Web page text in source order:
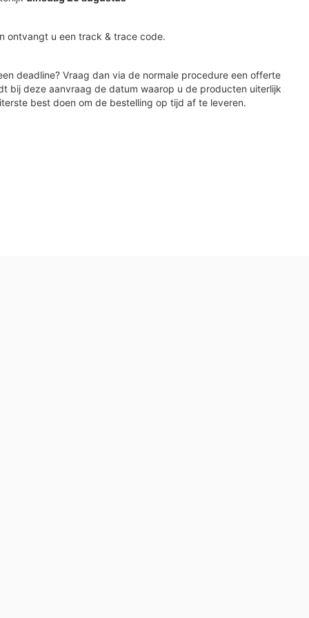
ontvangt u een track & trace code.
deadline? Vraag dan via de normale procedure een offerte
bij deze aanvraag de datum waarop u de producten uiterlijk
best doen om de bestelling op tijd af te leveren.